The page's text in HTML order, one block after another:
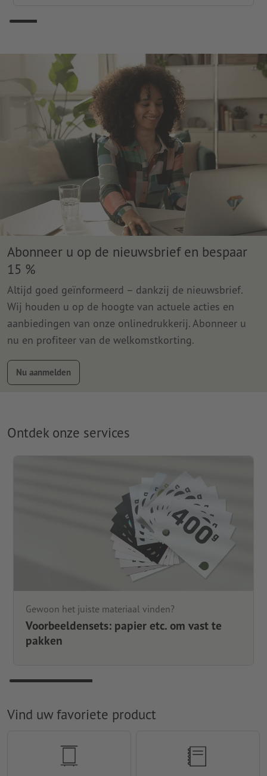
Abonneer u op de nieuwsbrief en bespaar
15 %
Altijd goed geïnformeerd – dankzij de nieuwsbrief.
Wij houden u op de hoogte van actuele acties en
aanbiedingen van onze onlinedrukkerij. Abonneer u
nu en profiteer van de welkomstkorting.
Nu aanmelden
Ontdek onze services
Gewoon het juiste materiaal vinden?
Voorbeeldensets: papier etc. om vast te
pakken
Vind uw favoriete product